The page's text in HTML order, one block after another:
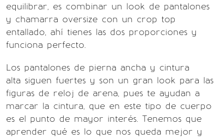
equilibrar, es combinar un look de pantalones
y chamarra oversize con un crop top
entallado, ahí tienes las dos proporciones y
funciona perfecto.
Los pantalones de pierna ancha y cintura
alta siguen fuertes y son un gran look para las
figuras de reloj de arena, pues te ayudan a
marcar la cintura, que en este tipo de cuerpo
es el punto de mayor interés. Tenemos que
aprender qué es lo que nos queda mejor y